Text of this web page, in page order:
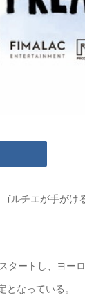
ルチエが手がけ
タートし、ヨー
なっている。